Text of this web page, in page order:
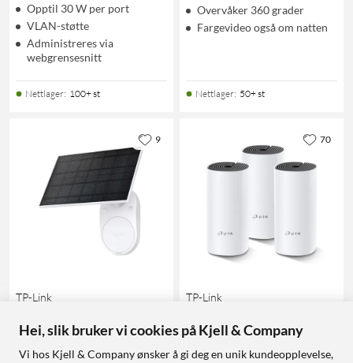
Opptil 30 W per port
VLAN-støtte
Administreres via
webgrensesnitt
Nettlager: 100+ st
Overvåker 360 grader
Fargevideo også om natten
Nettlager: 50+ st
TP-Link
for overvåkningskamera
4.5 (25)
9
TP-Link
AC1200 3-pk.
4.5 (770)
70
Hei, slik bruker vi cookies på Kjell & Company
Vi hos Kjell & Company ønsker å gi deg en unik kundeopplevelse,